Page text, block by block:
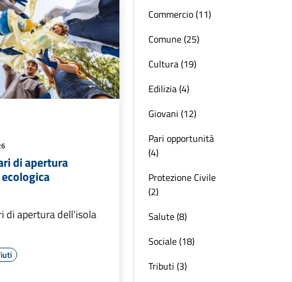
di apertura
di apertura dell'isola
Commercio (11)
Comune (25)
Cultura (19)
Edilizia (4)
Giovani (12)
Pari opportunità
(4)
Protezione Civile
(2)
Salute (8)
Sociale (18)
Tributi (3)